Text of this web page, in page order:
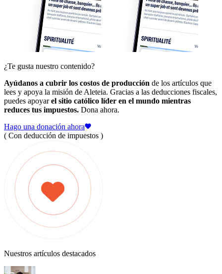
¿Te gusta nuestro contenido?
Ayúdanos a cubrir los costos de producción de los artículos que
lees y apoya la misión de Aleteia. Gracias a las deducciones fiscales,
puedes apoyarel sitio católico líder en el mundo mientras
reduces tus impuestos. Dona ahora.
Hago una donación ahora
( Con deducción de impuestos )
Nuestros artículos destacados